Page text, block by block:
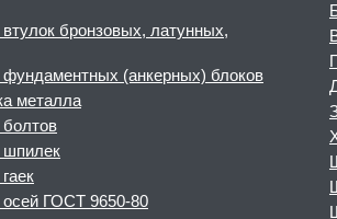
втулок бронзовых, латунных,
фундаментных (анкерных) блоков
металла
болтов
шпилек
осей ГОСТ 9650-80